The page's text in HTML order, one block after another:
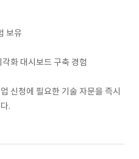
보유
화 대시보드 구축 경험
신청에 필요한 기술 자문을 즉시
.